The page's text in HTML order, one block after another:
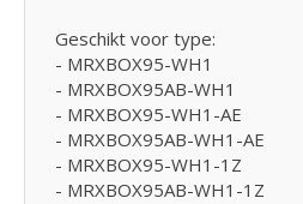
Geschikt voor type:
- MRXBOX95-WH1
- MRXBOX95AB-WH1
- MRXBOX95-WH1-AE
- MRXBOX95AB-WH1-AE
- MRXBOX95-WH1-1Z
- MRXBOX95AB-WH1-1Z